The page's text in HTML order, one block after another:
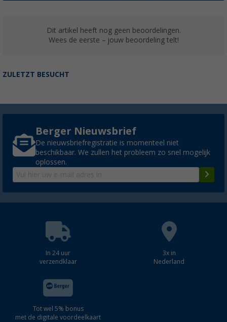
Dit artikel heeft nog geen beoordelingen.
Wees de eerste – jouw beoordeling telt!
ZULETZT BESUCHT
Berger Nieuwsbrief
De nieuwsbriefregistratie is momenteel niet
beschikbaar. We zullen het probleem zo snel mogelijk
oplossen.
In 24 uur
verzendklaar
3x in
Nederland
Tot wel 5% bonus
met de digitale voordeelkaart